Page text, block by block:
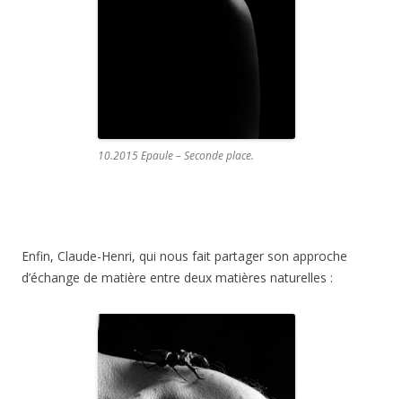
10.2015 Epaule – Seconde place.
Enfin, Claude-Henri, qui nous fait partager son approche
d’échange de matière entre deux matières naturelles :